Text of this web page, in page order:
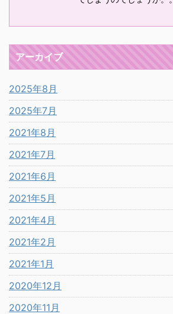
アーカイブ
2025年8月
2025年7月
2021年8月
2021年7月
2021年6月
2021年5月
2021年4月
2021年2月
2021年1月
2020年12月
2020年11月